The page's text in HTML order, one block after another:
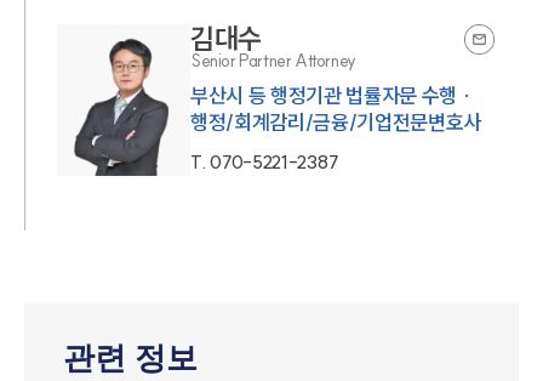
김대수
Senior Partner Attorney
부산시 등 행정기관 법률자문 수행 ·
행정/회계감리/금융/기업전문변호사
T.070-5221-2387
관련 정보